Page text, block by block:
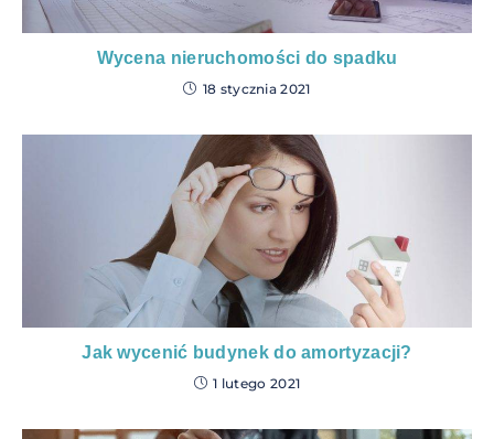
Wycena nieruchomości do spadku
18 stycznia 2021
Jak wycenić budynek do amortyzacji?
1 lutego 2021